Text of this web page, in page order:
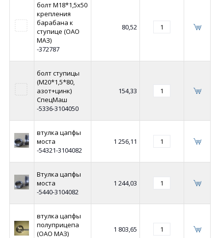
болт М18*1,5х50
крепления
барабана к
ступице (ОАО
МАЗ)
-372787
80,52
болт ступицы
(М20*1,5*80,
азот+цинк)
СпецМаш
-5336-3104050
154,33
втулка цапфы
моста
-54321-3104082
1 256,11
Втулка цапфы
моста
-5440-3104082
1 244,03
втулка цапфы
полуприцепа
(ОАО МАЗ)
1 803,65